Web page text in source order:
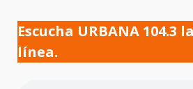
Escucha URBANA 104.3
línea.